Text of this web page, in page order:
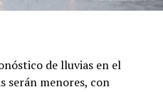
ser alguien
homicida
de lluvias en el
serán menores, con